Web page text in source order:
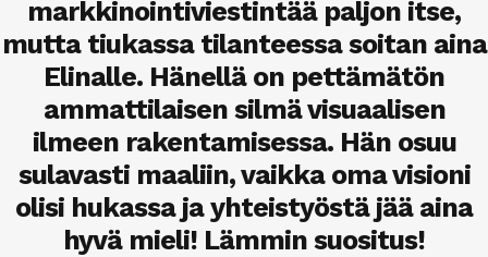
markkinointiviestintää paljon itse,
mutta tiukassa tilanteessa soitan aina
Elinalle. Hänellä on pettämätön
ammattilaisen silmä visuaalisen
ilmeen rakentamisessa. Hän osuu
sulavasti maaliin, vaikka oma visioni
olisi hukassa ja yhteistyöstä jää aina
hyvä mieli! Lämmin suositus!
markkinointivastaavanamme ja
huolehtii viestintämme
toteuttamisesta. Aloitimme
yhteistyön joulukuussa 2019. Yhteistyö
on sujuvaa ja mutkatonta.
Arto Ulvinen I Arton Auto Oy -Www.artonauto.fi
laskuttamisesta. Se on reilua
kumpaakin osapuolta kohtaan.
Minna Niemi - Isonkyrön Asuntovuokraus Oy